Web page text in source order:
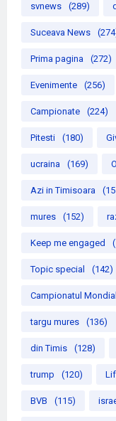
svnews (289)
Suceava News
Prima pagina (272)
Evenimente (256)
Campionate (224)
Pitesti (180)
ucraina (169)
Azi in Timisoara
mures (152)
Keep me engaged
Topic special (142)
Campionatul
targu mures (136)
din Timis (128)
trump (120)
BVB (115)